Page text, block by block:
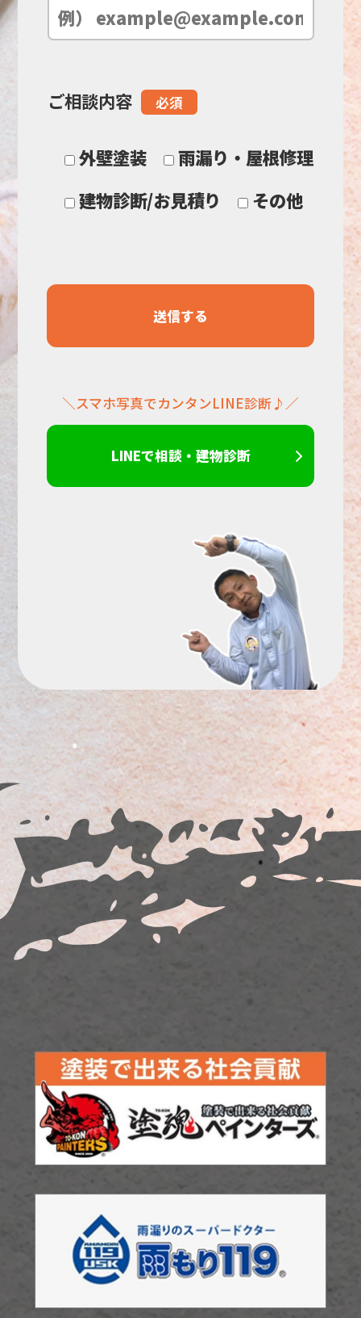
空
ま
ご相談内容 必須
外壁塗装
雨漏り・屋根修理
建物診断/お見積り
その他
＼スマホ写真でカンタンLINE診断♪／
LINEで相談・建物診断